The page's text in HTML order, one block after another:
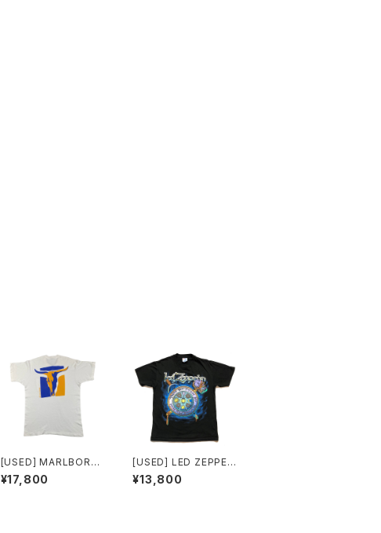
[USED] MARLBORO
T-SHIRT BUFFALO
¥17,800
[USED] LED ZEPPELI
N T-SHIRT The Batt
le of Evermore
¥13,800